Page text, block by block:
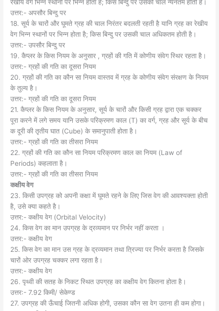
रेखीय वेग भिन्न स्थानों पर भिन्न होता है; किस बिन्दु पर उसकी चाल न्यनतम होती है।
उत्तर:- अपसौर बिन्दु पर
18. सूर्य के चारों और घूमते ग्रह की चाल निरंतर बदलती रहती है यानि ग्रह का रेखीय
वेग भिन्न स्थानों पर भिन्न होता है; किस बिन्दु पर उसकी चाल अधिकतम होती है।
उत्तर:- उपसौर बिन्दु पर
19. कैप्लर के किस नियम के अनुसार , ग्रहों की गति में कोणीय संवेग स्थिर रहता है।
उत्तर:- ग्रहों की गति का दूसरा नियम
20. ग्रहों की गति का कौन सा नियम वास्तव में ग्रह के कोणीय संवेग संरक्षण के नियम
के तुल्य है।
उत्तर:- ग्रहों की गति का दूसरा नियम
21. कैप्लर के किस नियम के अनुसार, सूर्य के चारों और किसी ग्रह द्वारा एक चक्कर
पूरा करने में लगे समय यानि उसके परिक्रमण काल (T) का वर्ग, ग्रह और सूर्य के बीच
क दूरी की तृतीय घात (Cube) के समानुपाती होता है।
उत्तर:- ग्रहों की गति का तीसरा नियम
22. ग्रहों की गति का कौन सा नियम परिक्रमण काल का नियम (Law of
Periods) कहलाता है।
उत्तर:- ग्रहों की गति का तीसरा नियम
कक्षीय वेग
23. किसी उपग्रह को अपनी कक्षा में घूमते रहने के लिए जिस वेग की आवश्यक्ता होती
है, उसे क्या कहते है।
उत्तर:- कक्षीय वेग (Orbital Velocity)
24. किस वेग का मान उपग्रह के द्रव्यमान पर निर्भर नहीं करता ।
उत्तर:- कक्षीय वेग
25. किस वेग का मान उस ग्रह के द्रव्यमान तथा त्रिज्या पर निर्भर करता है जिसके
चारों ओर उपग्रह चक्कर लगा रहता है।
उत्तर:- कक्षीय वेग
26. पृथ्वी की सतह के निकट स्थित उपग्रह का कक्षीय वेग कितना होता है।
उत्तर:- 7.92 किमी/ सेकेण्ड
27. उपग्रह की ऊँचाई जितनी अधिक होगी, उसका कौन सा वेग उतना ही कम होगा।